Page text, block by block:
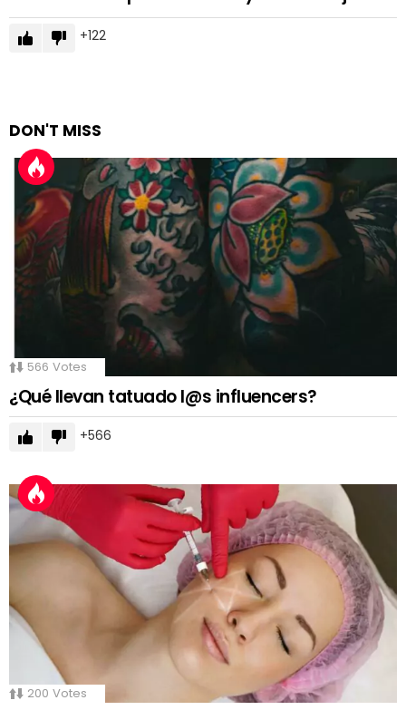
122
DON'T MISS
566 Votes
¿Qué llevan tatuado l@s influencers?
566
200 Votes